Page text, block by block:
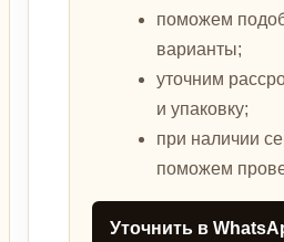
поможем
варианты;
уточним
и упаковку;
при наличии
поможем
Уточнить в